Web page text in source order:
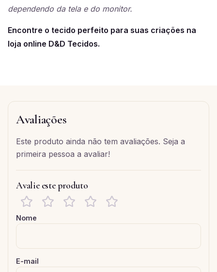
dependendo da tela e do monitor.
Encontre o tecido perfeito para suas criações na
loja online D&D Tecidos.
Avaliações
Este produto ainda não tem avaliações. Seja a
primeira pessoa a avaliar!
Avalie este produto
Nome
E-mail